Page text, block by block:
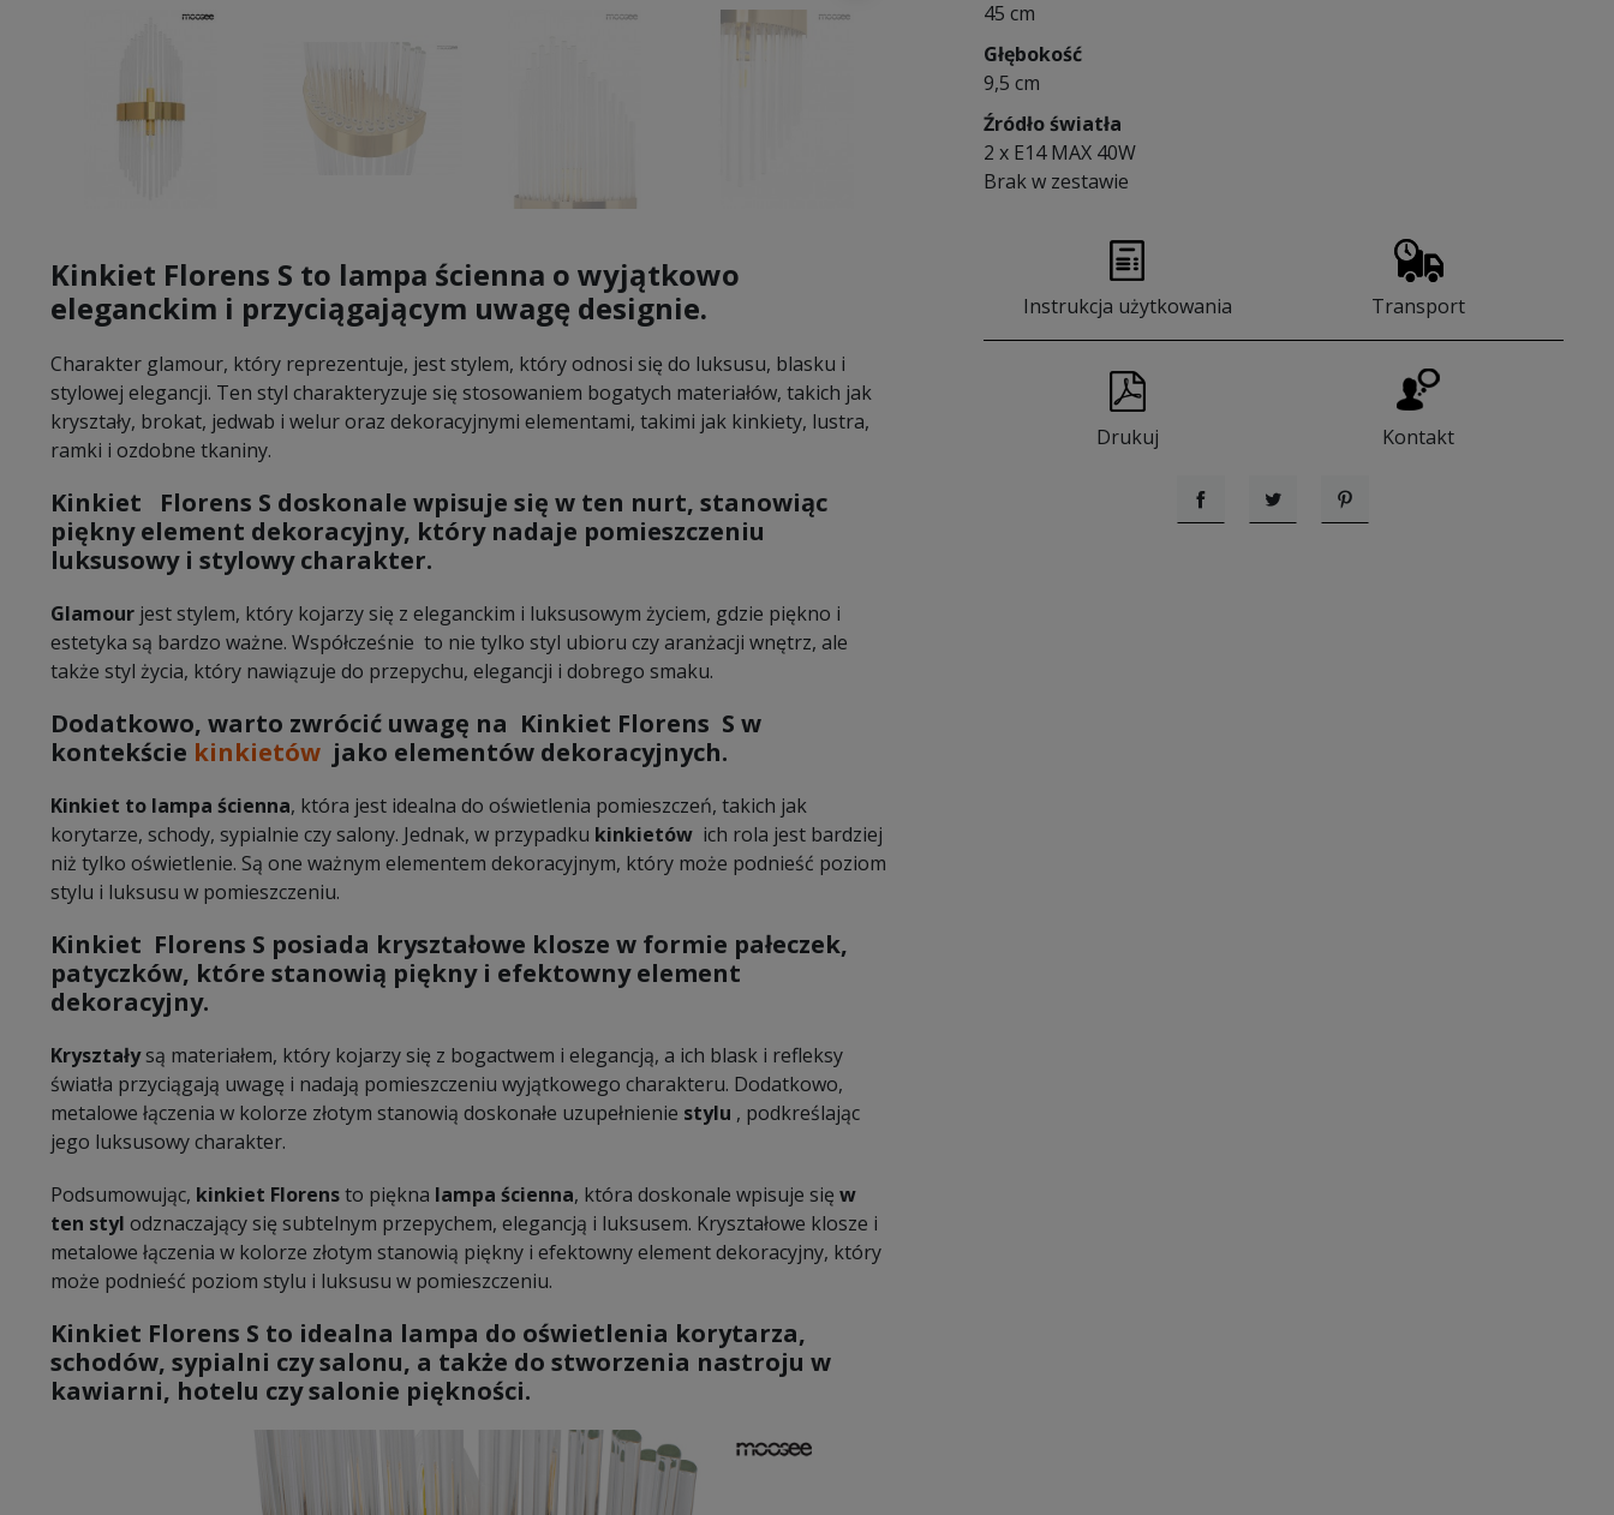
Kinkiet Florens S to lampa ścienna o wyjątkowo
eleganckim i przyciągającym uwagę designie.
Charakter glamour, który reprezentuje, jest stylem, który odnosi się do luksusu, blasku i
stylowej elegancji. Ten styl charakteryzuje się stosowaniem bogatych materiałów, takich jak
kryształy, brokat, jedwab i welur oraz dekoracyjnymi elementami, takimi jak kinkiety, lustra,
ramki i ozdobne tkaniny.
Kinkiet Florens S doskonale wpisuje się w ten nurt, stanowiąc
piękny element dekoracyjny, który nadaje pomieszczeniu
luksusowy i stylowy charakter.
Glamour jest stylem, który kojarzy się z eleganckim i luksusowym życiem, gdzie piękno i
estetyka są bardzo ważne. Współcześnie to nie tylko styl ubioru czy aranżacji wnętrz, ale
także styl życia, który nawiązuje do przepychu, elegancji i dobrego smaku.
Dodatkowo, warto zwrócić uwagę na Kinkiet Florens S w
kontekście kinkietów jako elementów dekoracyjnych.
Kinkiet to lampa ścienna, która jest idealna do oświetlenia pomieszczeń, takich jak
korytarze, schody, sypialnie czy salony. Jednak, w przypadku kinkietów ich rola jest bardziej
niż tylko oświetlenie. Są one ważnym elementem dekoracyjnym, który może podnieść poziom
stylu i luksusu w pomieszczeniu.
Kinkiet Florens S posiada kryształowe klosze w formie pałeczek,
patyczków, które stanowią piękny i efektowny element
dekoracyjny.
Kryształysą materiałem, który kojarzy się z bogactwem i elegancją, a ich blask i refleksy
światła przyciągają uwagę i nadają pomieszczeniu wyjątkowego charakteru. Dodatkowo,
metalowe łączenia w kolorze złotym stanowią doskonałe uzupełnienie stylu , podkreślając
jego luksusowy charakter.
Podsumowując, kinkiet Florensto piękna lampa ścienna, która doskonale wpisuje się w
ten styl odznaczający się subtelnym przepychem, elegancją i luksusem. Kryształowe klosze i
metalowe łączenia w kolorze złotym stanowią piękny i efektowny element dekoracyjny, który
może podnieść poziom stylu i luksusu w pomieszczeniu.
Kinkiet Florens S to idealna lampa do oświetlenia korytarza,
schodów, sypialni czy salonu, a także do stworzenia nastroju w
kawiarni, hotelu czy salonie piękności.
45 cm
Głębokość
9,5 cm
Źródło światła
2 x E14 MAX 40W
Brak w zestawie
Instrukcja użytkowania Transport
Drukuj Kontakt
UdostępnijTweetujPinterest